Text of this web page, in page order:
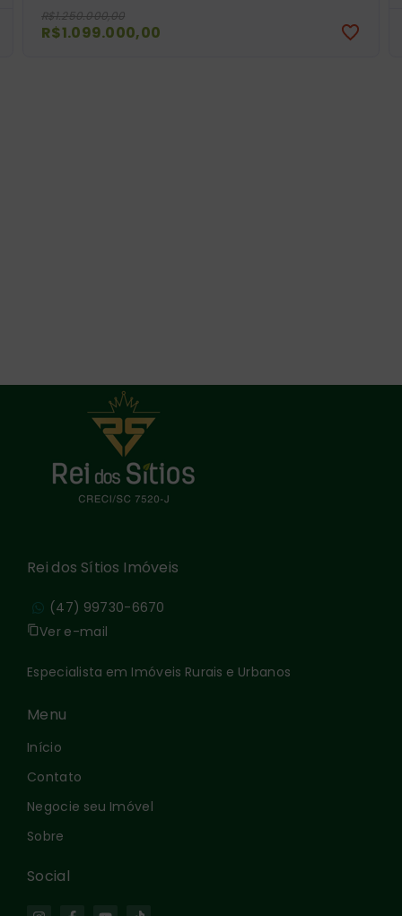
R$1.250.000,00
R$1.099.000,00
Rei dos Sítios Imóveis
(47) 99730-6670
Ver e-mail
Especialista em Imóveis Rurais e Urbanos
Menu
Início
Contato
Negocie seu Imóvel
Sobre
Social